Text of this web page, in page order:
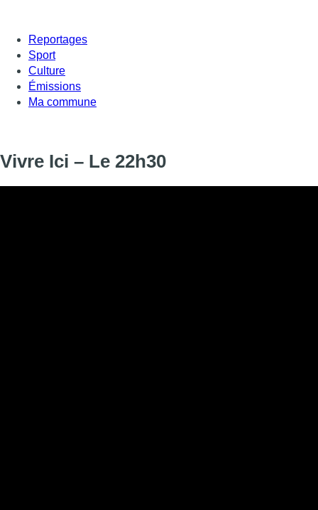
Reportages
Sport
Culture
Émissions
Ma commune
Vivre Ici – Le 22h30